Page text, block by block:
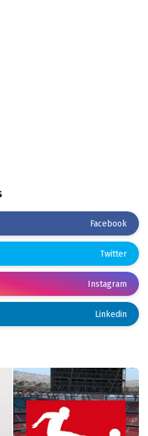
Facebook
Twitter
Instagram
Linkedin